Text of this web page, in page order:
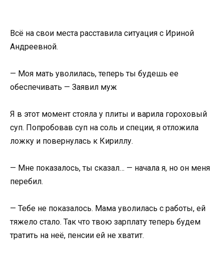
Всё на свои места расставила ситуация с Ириной
Андреевной.
— Моя мать уволилась, теперь ты будешь ее
обеспечивать — Заявил муж
Я в этот момент стояла у плиты и варила гороховый
суп. Попробовав суп на соль и специи, я отложила
ложку и повернулась к Кириллу.
— Мне показалось, ты сказал… — начала я, но он меня
перебил.
— Тебе не показалось. Мама уволилась с работы, ей
тяжело стало. Так что твою зарплату теперь будем
тратить на неё, пенсии ей не хватит.